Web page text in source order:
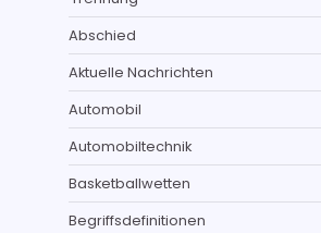
Abschied
Aktuelle Nachrichten
Automobil
Automobiltechnik
Basketballwetten
Begriffsdefinitionen